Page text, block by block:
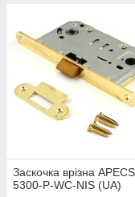
Заскочка врізна APECS
5300-P-WC-NIS (UA)